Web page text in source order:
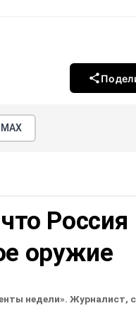
МАХ
Россия
оружие
недели». Журналист,